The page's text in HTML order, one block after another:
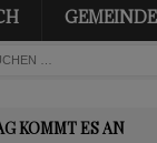
KOMMT ES AN